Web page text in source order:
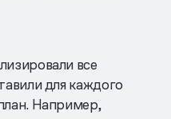
все
для каждого
Например,